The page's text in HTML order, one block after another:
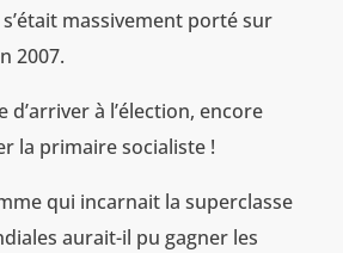
massivement porté sur
2007.
d’arriver à l’élection, encore
la primaire socialiste !
qui incarnait la superclasse
aurait-il pu gagner les